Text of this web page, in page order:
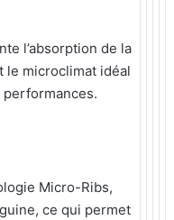
l’absorption de la
le microclimat idéal
Micro-Ribs,
ce qui permet